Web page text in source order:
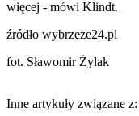
więcej - mówi Klindt.
źródło wybrzeze24.pl
fot. Sławomir Żylak
Inne artykuły związane z: